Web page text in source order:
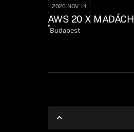
2026 NOV 14
AWS 20 X MADÁCH
Budapest